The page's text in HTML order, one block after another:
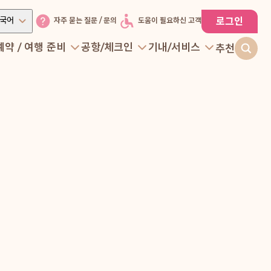
약 / 여행 준비 공항/체크인 기내/서비스 추천
어 자주 묻는 질문 / 문의 도움이 필요하신 고객 로그인